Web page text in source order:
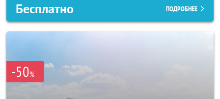
Бесплатно ПОДРОБНЕЕ
-50%